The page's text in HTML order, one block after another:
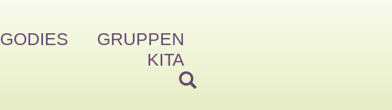
GODIES
GRUPPEN
KITA